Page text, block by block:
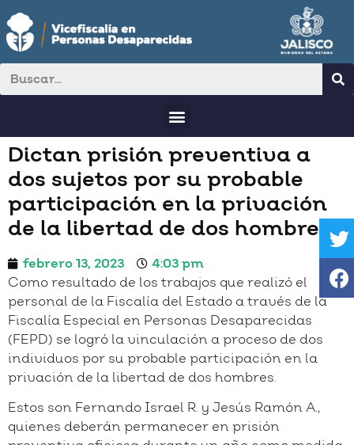
Dictan prisión preventiva a
dos sujetos por su probable
participación en la privación
de la libertad de dos hombres
febrero 13, 2023
4:03 pm
Como resultado de los trabajos que realizó el
personal de la Fiscalía del Estado a través de la
Fiscalía Especial en Personas Desaparecidas
(FEPD) se logró la vinculación a proceso de dos
individuos por su probable participación en la
privación de la libertad de dos hombres.
Estos son Fernando Israel R. y Jesús Ramón A.,
quienes deberán permanecer en prisión